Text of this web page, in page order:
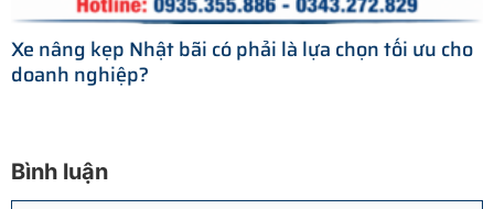
Xe nâng kẹp Nhật bãi có phải là lựa chọn tối ưu cho
doanh nghiệp?
Bình luận